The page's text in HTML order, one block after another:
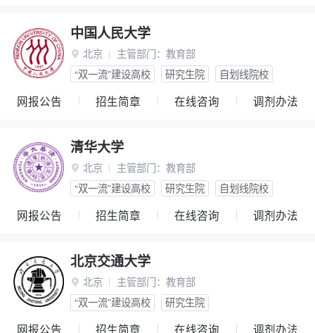
中国人民大学
 北京 主管部门： 教育部
“双一流”建设高校
研究生院 自划线院校
网报公告 招生简章 在线咨询 调剂办法
清华大学
 北京 主管部门： 教育部
“双一流”建设高校
研究生院 自划线院校
网报公告 招生简章 在线咨询 调剂办法
北京交通大学
 北京 主管部门： 教育部
“双一流”建设高校
研究生院
网报公告 招生简章 在线咨询 调剂办法